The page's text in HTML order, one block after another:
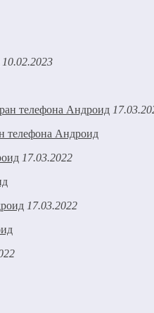
10.02.2023
телефона Андроид
17.03.2022
17.03.2022